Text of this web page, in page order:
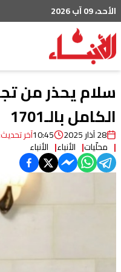
الأحد، 09 آب 2026
سلام يحذر من
الكامل بالـ1701
28 آذار 2025 10:45آخر
محلّيات الأنباء الأنباء